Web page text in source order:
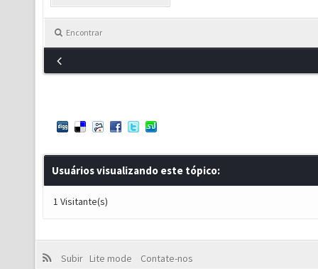
Encontrar
Usuários visualizando este tópico:
1 Visitante(s)
Subir Lite mode
Contate-nos